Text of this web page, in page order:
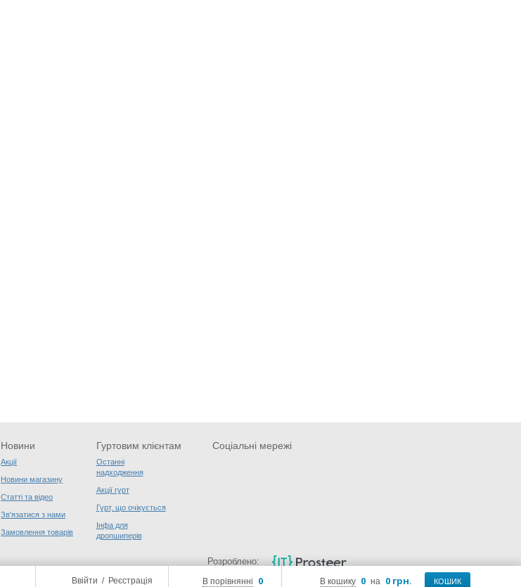
В кошику 0 на 0 грн. КОШИК
В порівнянні 0
Ввійти / Реєстрація
Новини
Акції
Новини магазину
Статті та відео
Зв'язатися з нами
Замовлення товарів
Гуртовим клієнтам
Останні
надходження
Акції гурт
Гурт, що очікується
Інфа для
дропшиперів
Соціальні мережі
Розроблено: